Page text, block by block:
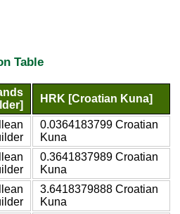
Table
HRK [Croatian Kuna]
0.0364183799 Croatian
Kuna
0.3641837989 Croatian
Kuna
3.6418379888 Croatian
Kuna